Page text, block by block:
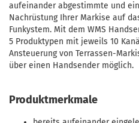
aufeinander abgestimmte und
Nachrüstung Ihrer Markise auf
Funkystem. Mit dem WMS
5 Produktypen mit jeweils 10
Ansteuerung von Terrassen-
über einen Handsender möglich.
Produktmerkmale